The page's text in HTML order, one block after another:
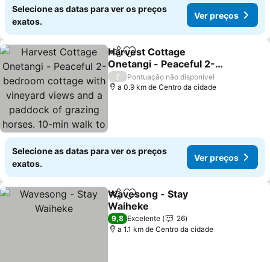
Selecione as datas para ver os preços
exatos.
Ver preços
PartilharAdicionar aos favoritos
Harvest Cottage
Onetangi - Peaceful 2-
bedroom cottage with
vineyard views and a
top
Ver preços
/
Pontuação não disponível
a 0.9 km de Centro da cidade
Selecione as datas para ver os preços
exatos.
Ver preços
PartilharAdicionar aos favoritos
Wavesong - Stay
Waiheke
Ver preços
9,8 Excelente
26
a 1.1 km de Centro da cidade